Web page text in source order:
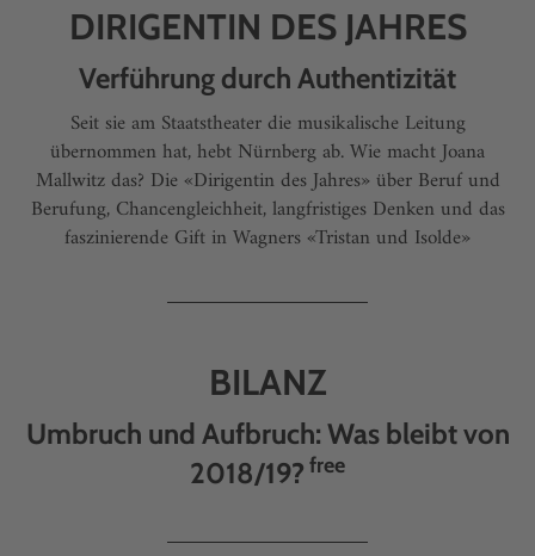
DIRIGENTIN DES JAHRES
Verführung durch Authentizität
Seit sie am Staatstheater die musikalische Leitung
übernommen hat, hebt Nürnberg ab. Wie macht Joana
Mallwitz das? Die «Dirigentin des Jahres» über Beruf und
Berufung, Chancengleichheit, langfristiges Denken und das
faszinierende Gift in Wagners «Tristan und Isolde»
BILANZ
Umbruch und Aufbruch: Was bleibt von
2018/19? free